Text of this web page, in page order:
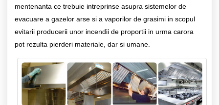
mentenanta ce trebuie intreprinse asupra sistemelor de
evacuare a gazelor arse si a vaporilor de grasimi in scopul
evitarii producerii unor incendii de proportii in urma carora
pot rezulta pierderi materiale, dar si umane.